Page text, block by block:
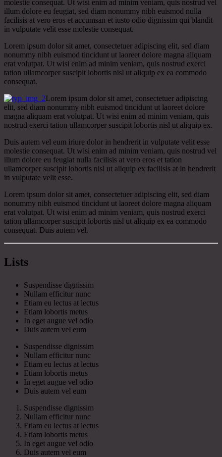
molestie consequat. Ut wisi enim ad minim veniam, quis nostrud vel
illum dolore eu feugiat, sed diam nonummy nibh euismod nulla
facilisis at vero eros et accumsan et iusto odio dignissim qui blandit
in vulputate velit esse molestie consequat.
Lorem ipsum dolor sit amet, consectetuer adipiscing elit, sed diam
nonummy nibh euismod tincidunt ut laoreet dolore magna aliquam
erat volutpat. Ut wisi enim ad minim veniam, quis nostrud exerci
tation ullamcorper suscipit lobortis nisl ut aliquip ex ea commodo
consequat.
Lorem ipsum dolor sit amet, consectetuer adipiscing
elit, sed diam nonummy nibh euismod tincidunt ut laoreet dolore
magna aliquam erat volutpat. Ut wisi enim ad minim veniam, quis
nostrud exerci tation ullamcorper suscipit lobortis nisl ut aliquip ex.
Duis autem vel eum iriure dolor in hendrerit in vulputate velit esse
molestie consequat. Ut wisi enim ad minim veniam, quis nostrud vel
illum dolore eu feugiat nulla facilisis at vero eros et tation
ullamcorper suscipit lobortis nisl ut aliquip ex facilisis at in hendrerit
in vulputate velit esse.
Lorem ipsum dolor sit amet, consectetuer adipiscing elit, sed diam
nonummy nibh euismod tincidunt ut laoreet dolore magna aliquam
erat volutpat. Ut wisi enim ad minim veniam, quis nostrud exerci
tation ullamcorper suscipit lobortis nisl ut aliquip ex ea commodo
consequat. Duis autem vel.
Lists
Suspendisse dignissim
Nullam efficitur nunc
Etiam eu lectus at lectus
Etiam lobortis metus
In eget augue vel odio
Duis autem vel eum
Suspendisse dignissim
Nullam efficitur nunc
Etiam eu lectus at lectus
Etiam lobortis metus
In eget augue vel odio
Duis autem vel eum
Suspendisse dignissim
Nullam efficitur nunc
Etiam eu lectus at lectus
Etiam lobortis metus
In eget augue vel odio
Duis autem vel eum